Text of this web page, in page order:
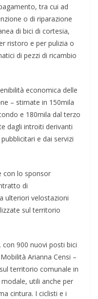
tra cui ad
o di riparazione
di bici di cortesia,
ristoro e per pulizia o
di pezzi di ricambio
economica delle
– stimate in 150mila
e 180mila dal terzo
dagli introiti derivanti
e dai servizi
con lo sponsor
di
ulteriori velostazioni
sul territorio
900 nuovi posti bici
Arianna Censi –
territorio comunale in
utili anche per
cintura. I ciclisti e i